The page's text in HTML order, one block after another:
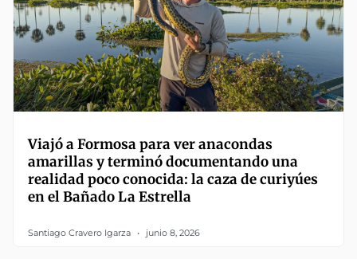
Viajó a Formosa para ver anacondas
amarillas y terminó documentando una
realidad poco conocida: la caza de curiyúes
en el Bañado La Estrella
Santiago Cravero Igarza junio 8, 2026